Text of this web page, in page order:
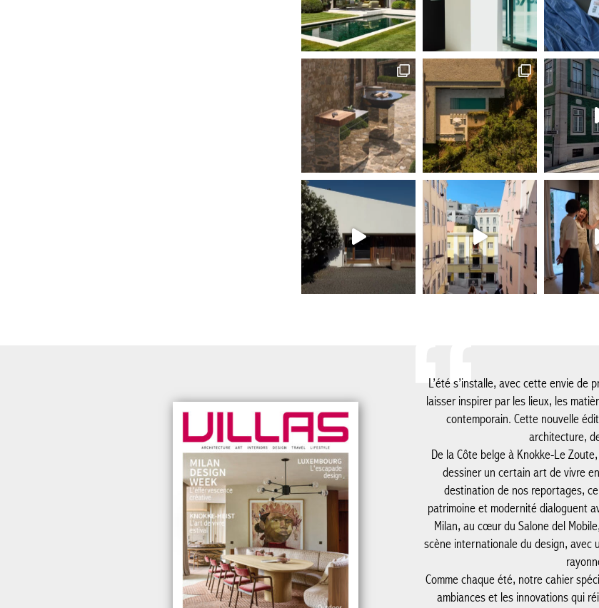
L’été s’installe, avec cette envie
laisser inspirer par les lieux, les
contemporain. Cette nouvelle
architecture,
De la Côte belge à Knokke-Le
dessiner un certain art de vivre
destination de nos reportages,
patrimoine et modernité dialoguent
Milan, au cœur du Salone del
scène internationale du design, avec
Comme chaque été, notre cahier
ambiances et les innovations qui